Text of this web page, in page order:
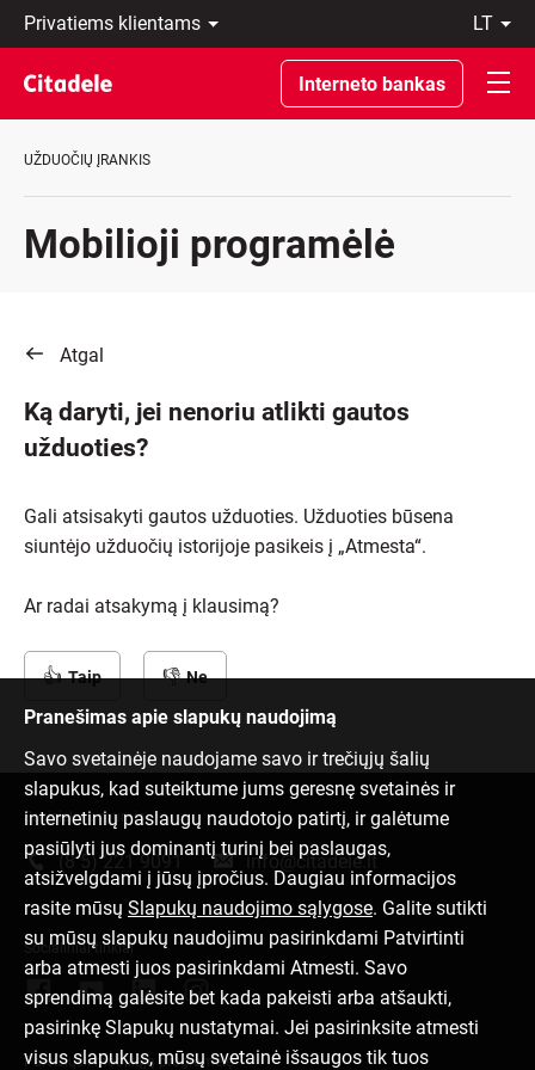
Privatiems
klientams
Verslo
klientams
Private
Apie
REWARDS
lt
LT
EN
Interneto bankas
UŽDUOČIŲ ĮRANKIS
Mobilioji programėlė
Atgal
Ką daryti, jei nenoriu atlikti gautos
užduoties?
Gali atsisakyti gautos užduoties. Užduoties būsena
siuntėjo užduočių istorijoje pasikeis į „Atmesta“.
Ar radai atsakymą į klausimą?
Taip Ne
Pranešimas apie slapukų naudojimą
Savo svetainėje naudojame savo ir trečiųjų šalių
slapukus, kad suteiktume jums geresnę svetainės ir
internetinių paslaugų naudotojo patirtį, ir galėtume
pasiūlyti jus dominantį turinį bei paslaugas,
atsižvelgdami į jūsų įpročius. Daugiau informacijos
rasite mūsų Slapukų naudojimo sąlygose. Galite sutikti
su mūsų slapukų naudojimu pasirinkdami Patvirtinti
arba atmesti juos pasirinkdami Atmesti. Savo
sprendimą galėsite bet kada pakeisti arba atšaukti,
pasirinkę Slapukų nustatymai. Jei pasirinksite atmesti
visus slapukus, mūsų svetainė išsaugos tik tuos
Susisiek su mumis
(8 5) 221 9091 info@citadele.lt
Socialiniai tinklai
Parsisiųsk mobiliąją programėlę